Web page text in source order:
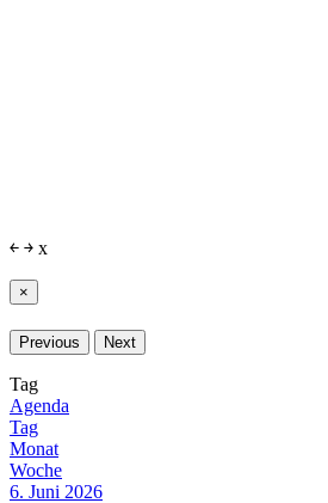
￩ ￫ x
×
Previous Next
Tag
Agenda
Tag
Monat
Woche
6. Juni 2026